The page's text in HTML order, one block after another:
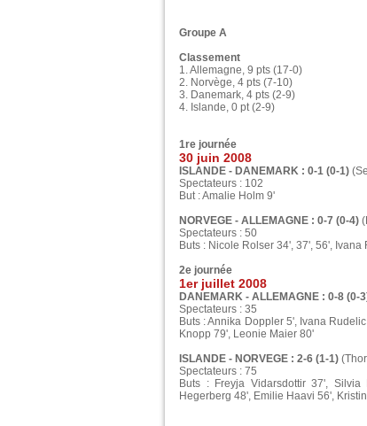
Groupe A
Classement
1. Allemagne, 9 pts (17-0)
2. Norvège, 4 pts (7-10)
3. Danemark, 4 pts (2-9)
4. Islande, 0 pt (2-9)
1re journée
30 juin 2008
ISLANDE - DANEMARK : 0-1 (0-1)
Spectateurs : 102
But : Amalie Holm 9'
NORVEGE - ALLEMAGNE : 0-7 (0-4)
Spectateurs : 50
Buts : Nicole Rolser 34', 37', 56',
2e journée
1er juillet 2008
DANEMARK - ALLEMAGNE : 0-8 (0-
Spectateurs : 35
Buts : Annika Doppler 5', Ivana
Knopp 79', Leonie Maier 80'
ISLANDE - NORVEGE : 2-6 (1-1)
Spectateurs : 75
Buts : Freyja Vidarsdottir 37',
Hegerberg 48', Emilie Haavi 56',